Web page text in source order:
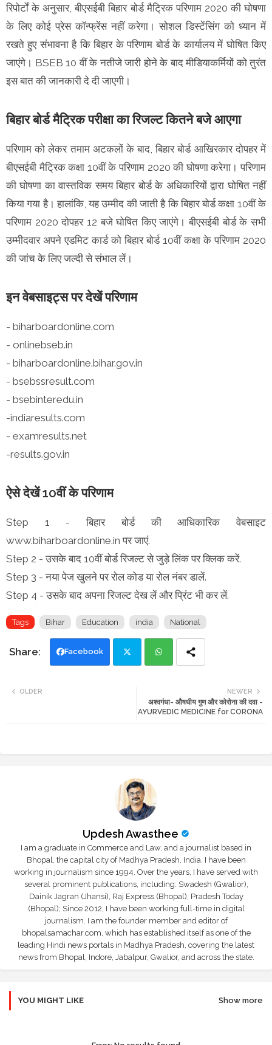
रिपोर्टों के अनुसार, बीएसईबी बिहार बोर्ड मैट्रिक परिणाम 2020 की घोषणा
के लिए कोई प्रेस कॉन्फ्रेंस नहीं करेगा। सोशल डिस्टेंसिंग को ध्यान में
रखते हुए संभावना है कि बिहार के परिणाम बोर्ड के कार्यालय में घोषित किए
जाएंगे। BSEB 10 वीं के नतीजे जारी होने के बाद मीडियाकर्मियों को तुरंत
इस बात की जानकारी दे दी जाएगी।
बिहार बोर्ड मैट्रिक परीक्षा का रिजल्ट कितने बजे आएगा
परिणाम को लेकर तमाम अटकलों के बाद, बिहार बोर्ड आखिरकार दोपहर में
बीएसईबी मैट्रिक कक्षा 10वीं के परिणाम 2020 की घोषणा करेगा। परिणाम
की घोषणा का वास्तविक समय बिहार बोर्ड के अधिकारियों द्वारा घोषित नहीं
किया गया है। हालांकि, यह उम्मीद की जाती है कि बिहार बोर्ड कक्षा 10वीं के
परिणाम 2020 दोपहर 12 बजे घोषित किए जाएंगे। बीएसईबी बोर्ड के सभी
उम्मीदवार अपने एडमिट कार्ड को बिहार बोर्ड 10वीं कक्षा के परिणाम 2020
की जांच के लिए जल्दी से संभाल लें।
इन वेबसाइट्स पर देखें परिणाम
- biharboardonline.com
- onlinebseb.in
- biharboardonline.bihar.gov.in
- bsebssresult.com
- bsebinteredu.in
-indiaresults.com
- examresults.net
-results.gov.in
ऐसे देखें 10वीं के परिणाम
Step 1 - बिहार बोर्ड की आधिकारिक वेबसाइट
www.biharboardonline.in पर जाएं.
Step 2 - उसके बाद 10वीं बोर्ड रिजल्ट से जुड़े लिंक पर क्लिक करें.
Step 3 - नया पेज खुलने पर रोल कोड या रोल नंबर डालें.
Step 4 - उसके बाद अपना रिजल्ट देख लें और प्रिंट भी कर लें.
Tags Bihar Education india National
Facebook
ats
NEWER
अश्वगंधा- औषधीय गुण और कोरोना की दवा -
AYURVEDIC MEDICINE for CORONA
OLDER
Updesh Awasthee
I am a graduate in Commerce and Law, and a journalist based in
Bhopal, the capital city of Madhya Pradesh, India. I have been
working in journalism since 1994. Over the years, I have served with
several prominent publications, including: Swadesh (Gwalior),
Dainik Jagran (Jhansi), Raj Express (Bhopal), Pradesh Today
(Bhopal); Since 2012, I have been working full-time in digital
journalism. I am the founder member and editor of
bhopalsamachar.com, which has established itself as one of the
leading Hindi news portals in Madhya Pradesh, covering the latest
news from Bhopal, Indore, Jabalpur, Gwalior, and across the state.
YOU MIGHT LIKE Show more